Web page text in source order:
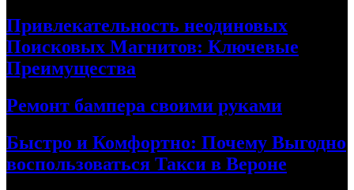
Привлекательность неодиновых
Поисковых Магнитов: Ключевые
Преимущества
Ремонт бампера своими руками
Быстро и Комфортно: Почему Выгодно
воспользоваться Такси в Вероне